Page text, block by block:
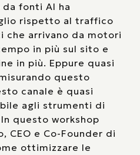
fonti AI ha
rispetto al traffico
che arrivano da motori
in più sul sito e
in più. Eppure quasi
questo
canale è quasi
agli strumenti di
questo workshop
CEO e Co-Founder di
ottimizzare le